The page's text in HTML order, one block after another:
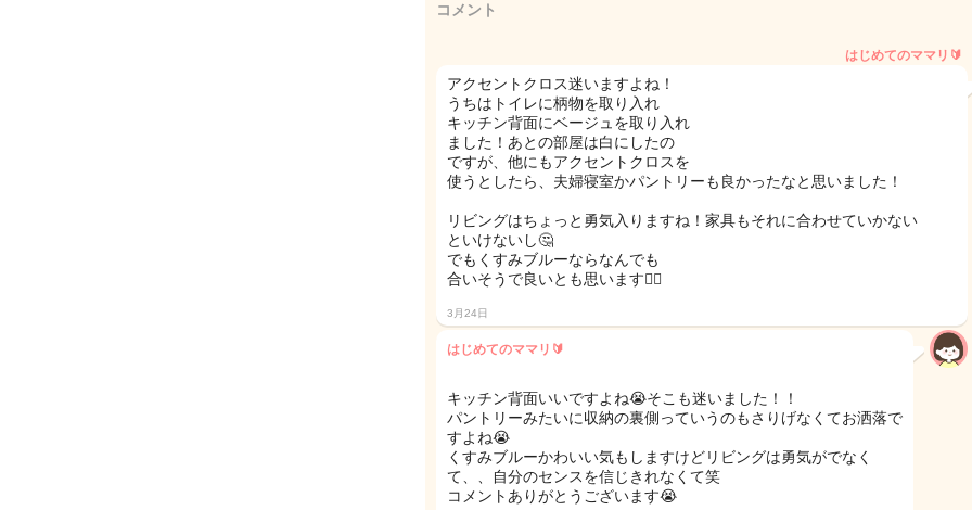
コメント
はじめてのママリ🔰
アクセントクロス迷いますよね！
うちはトイレに柄物を取り入れ
キッチン背面にベージュを取り入れ
ました！あとの部屋は白にしたの
ですが、他にもアクセントクロスを
使うとしたら、夫婦寝室かパントリーも良かったなと思いました！
リビングはちょっと勇気入りますね！家具もそれに合わせていかない
といけないし🤔
でもくすみブルーならなんでも
合いそうで良いとも思います🙆‍♀️
3月24日
はじめてのママリ🔰
キッチン背面いいですよね😭そこも迷いました！！
パントリーみたいに収納の裏側っていうのもさりげなくてお洒落で
すよね😭
くすみブルーかわいい気もしますけどリビングは勇気がでなく
て、、自分のセンスを信じきれなくて笑
コメントありがとうございます😭